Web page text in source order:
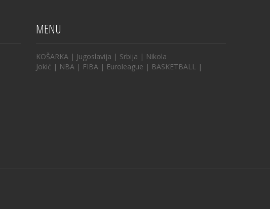
MENU
KOŠARKA | Jugoslavija | Srbija | Nikola
Jokić | NBA | FIBA | Euroleague | BASKETBALL |